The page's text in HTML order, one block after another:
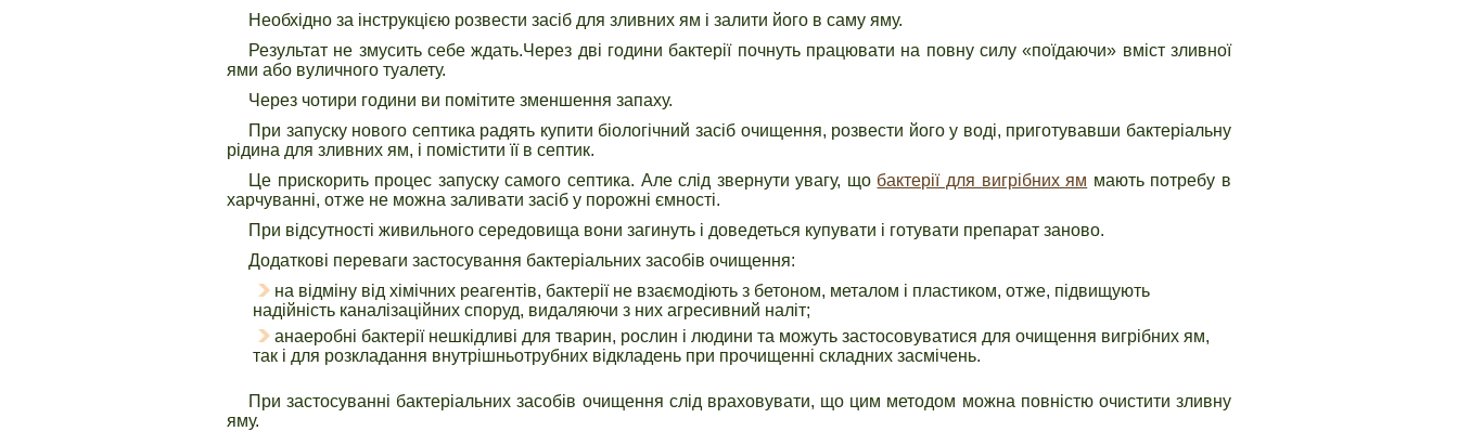
Необхідно за інструкцією розвести засіб для зливних ям і залити його в саму яму.
Результат не змусить себе ждать.Через дві години бактерії почнуть працювати на повну силу «поїдаючи» вміст зливної
ями або вуличного туалету.
Через чотири години ви помітите зменшення запаху.
При запуску нового септика радять купити біологічний засіб очищення, розвести його у воді, приготувавши бактеріальну
рідина для зливних ям, і помістити її в септик.
Це прискорить процес запуску самого септика. Але слід звернути увагу, що бактерії для вигрібних ям мають потребу в
харчуванні, отже не можна заливати засіб у порожні ємності.
При відсутності живильного середовища вони загинуть і доведеться купувати і готувати препарат заново.
Додаткові переваги застосування бактеріальних засобів очищення:
на відміну від хімічних реагентів, бактерії не взаємодіють з бетоном, металом і пластиком, отже, підвищують
надійність каналізаційних споруд, видаляючи з них агресивний наліт;
анаеробні бактерії нешкідливі для тварин, рослин і людини та можуть застосовуватися для очищення вигрібних ям,
так і для розкладання внутрішньотрубних відкладень при прочищенні складних засмічень.
При застосуванні бактеріальних засобів очищення слід враховувати, що цим методом можна повністю очистити зливну
яму.